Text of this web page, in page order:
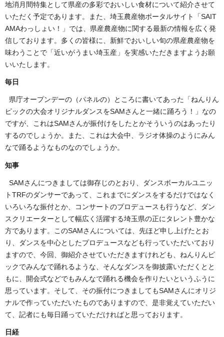
地消月間特集として県産の多彩でおいしい食材について紹介させて
いただく予定であります。また、埼玉農産物ポータルサイト「SAIT
AMAわっしょい！」では、県産農産物に関する最新の情報を広く発
信しております。多くの皆様に、新鮮でおいしい旬の県産農産物を
味わうことで「近いがうまい埼玉産」を実感いただきますようお願
いいたします。
毎日
県庁オープンデーの（パネルの）ところに書いてあった「ねんりん
ピックの大会オリジナルダンスをSAMさんと一緒に踊ろう！」なの
ですが、これはSAMさんが振付けをしたとかそういうのはあったり
するのでしょうか。また、これは大会中、ラジオ体操のようにみん
なで踊るようなものなのでしょうか。
知事
SAMさんにつきましては御存じのとおり、ダンスボーカルユニッ
トTRFのダンサーであって、これまでにダンスをするだけではなく
いろいろな振付とか、コンサートのプロデュースも行うなど、ダン
スクリエーターとして幅広く活躍する埼玉県の正にタレント豊かな
方であります。このSAMさんについては、先ほど申し上げたとお
り、ダンスを中心としたプロデュースなども行っていただいており
ますので、今回、御紹介させていただきますけれども、ねんりんピ
ックでみんなで踊れるような、そんなダンスを御披露いただくとと
もに、開会式などでもみんなで踊れる機会を作りたいというふうに
思っています。そして、その振付につきましてもSAMさんにオリジ
ナルで作っていただいたものでありますので、是非覚えていただい
て、記者にも毎日踊っていただければと思っております。
日経